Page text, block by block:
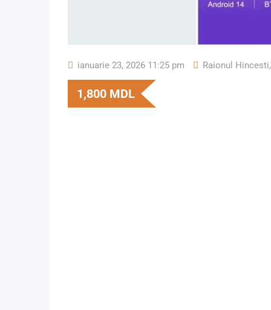
ianuarie 23, 2026 11:25 pm Raionul Hincesti,
1,800 MDL